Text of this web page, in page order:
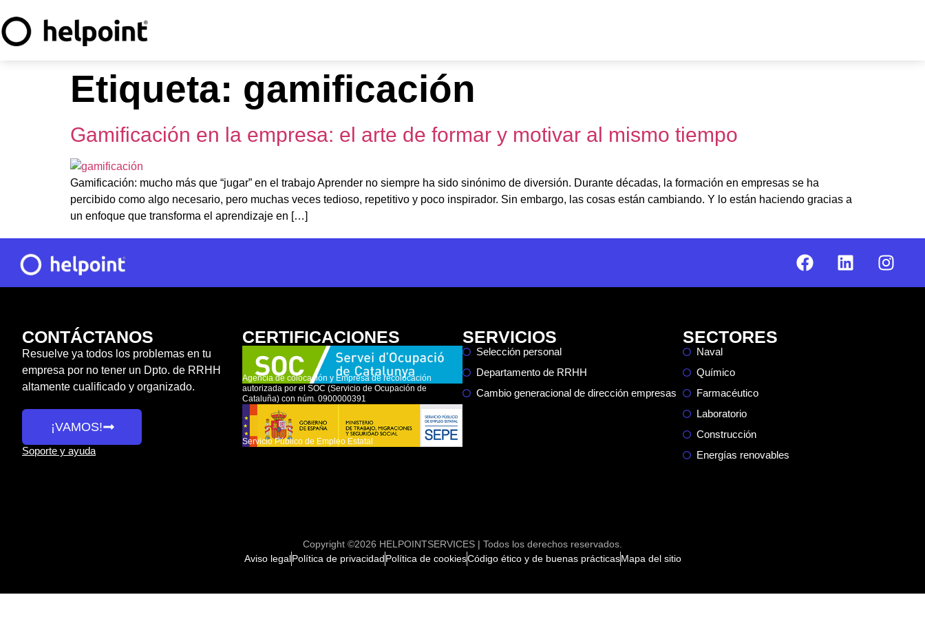
Etiqueta: gamificación
Gamificación en la empresa: el arte de formar y motivar al mismo tiempo
Gamificación: mucho más que “jugar” en el trabajo Aprender no siempre ha sido sinónimo de diversión. Durante décadas, la formación en empresas se ha
percibido como algo necesario, pero muchas veces tedioso, repetitivo y poco inspirador. Sin embargo, las cosas están cambiando. Y lo están haciendo gracias a
un enfoque que transforma el aprendizaje en […]
CONTÁCTANOS
Resuelve ya todos los problemas en tu
empresa por no tener un Dpto. de RRHH
altamente cualificado y organizado.
¡VAMOS!
Soporte y ayuda
CERTIFICACIONES
Agencia de colocación y Empresa de recolocación
autorizada por el SOC (Servicio de Ocupación de
Cataluña) con núm. 0900000391
Servicio Público de Empleo Estatal
SERVICIOS
Selección personal
Departamento de RRHH
Cambio generacional de dirección empresas
SECTORES
Naval
Químico
Farmacéutico
Laboratorio
Construcción
Energías renovables
Copyright ©2026 HELPOINTSERVICES | Todos los derechos reservados.
Aviso legalPolítica de privacidadPolítica de cookiesCódigo ético y de buenas prácticasMapa del sitio